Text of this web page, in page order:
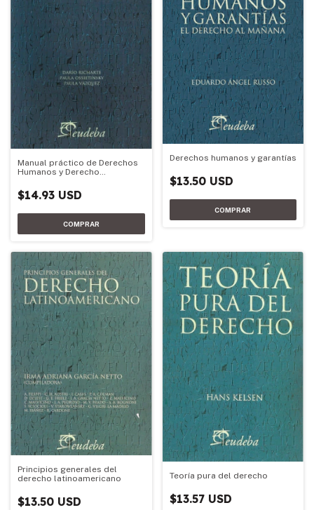
Manual práctico de Derechos
Humanos y Derecho
$14.93 USD
Derechos humanos y garantías
$13.50 USD
Principios generales del
derecho latinoamericano
$13.50 USD
Teoría pura del derecho
$13.57 USD